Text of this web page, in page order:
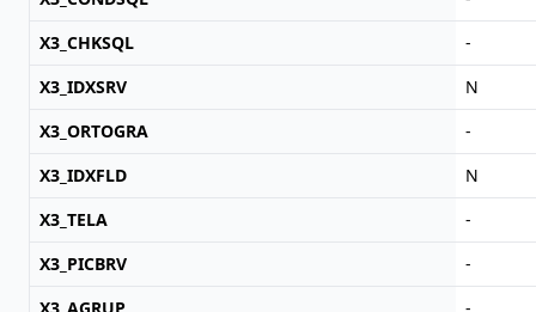
X3_CHKSQL
-
X3_IDXSRV
N
X3_ORTOGRA
-
X3_IDXFLD
N
X3_TELA
-
X3_PICBRV
-